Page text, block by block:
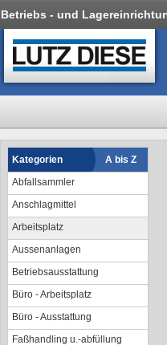
Betriebs - und
Kategorien
A bis Z
Abfallsammler
Anschlagmittel
Arbeitsplatz
Aussenanlagen
Betriebsausstattung
Büro - Arbeitsplatz
Büro - Ausstattung
Faßhandling u.-abfüllung